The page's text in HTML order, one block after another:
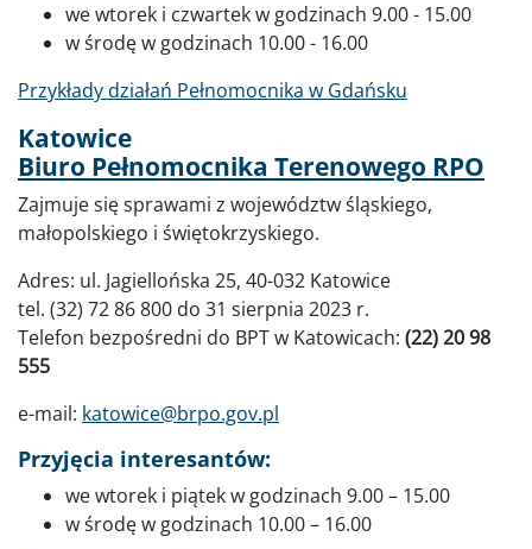
we wtorek i czwartek w godzinach 9.00 - 15.00
w środę w godzinach 10.00 - 16.00
Przykłady działań Pełnomocnika w Gdańsku
Katowice
Biuro Pełnomocnika Terenowego RPO
Zajmuje się sprawami z województw śląskiego,
małopolskiego i świętokrzyskiego.
Adres: ul. Jagiellońska 25, 40-032 Katowice
tel. (32) 72 86 800 do 31 sierpnia 2023 r.
Telefon bezpośredni do BPT w Katowicach: (22) 20 98
555
e-mail: katowice@brpo.gov.pl
Przyjęcia interesantów:
we wtorek i piątek w godzinach 9.00 – 15.00
w środę w godzinach 10.00 – 16.00